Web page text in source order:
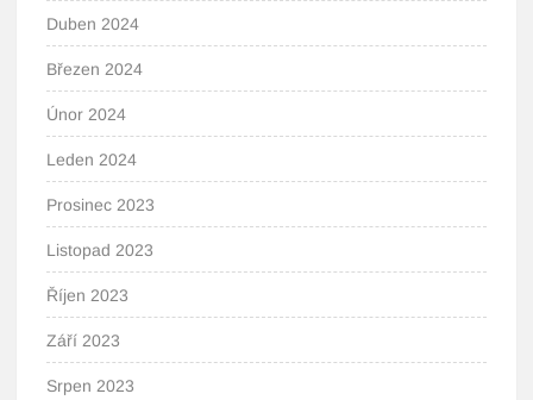
Duben 2024
Březen 2024
Únor 2024
Leden 2024
Prosinec 2023
Listopad 2023
Říjen 2023
Září 2023
Srpen 2023